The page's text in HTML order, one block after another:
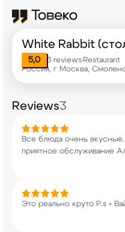
White Rabbit
5,0 3 reviews•Restaurant
Россия, г Москва,
Reviews3
Все блюда очень
приятное обслуживание
Это реально круто P.s +